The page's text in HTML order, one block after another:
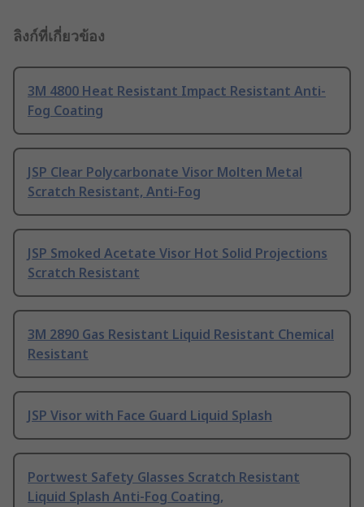
ลิงก์ที่เกี่ยวข้อง
3M 4800 Heat Resistant Impact Resistant Anti-
Fog Coating
JSP Clear Polycarbonate Visor Molten Metal
Scratch Resistant, Anti-Fog
JSP Smoked Acetate Visor Hot Solid Projections
Scratch Resistant
3M 2890 Gas Resistant Liquid Resistant Chemical
Resistant
JSP Visor with Face Guard Liquid Splash
Portwest Safety Glasses Scratch Resistant
Liquid Splash Anti-Fog Coating,